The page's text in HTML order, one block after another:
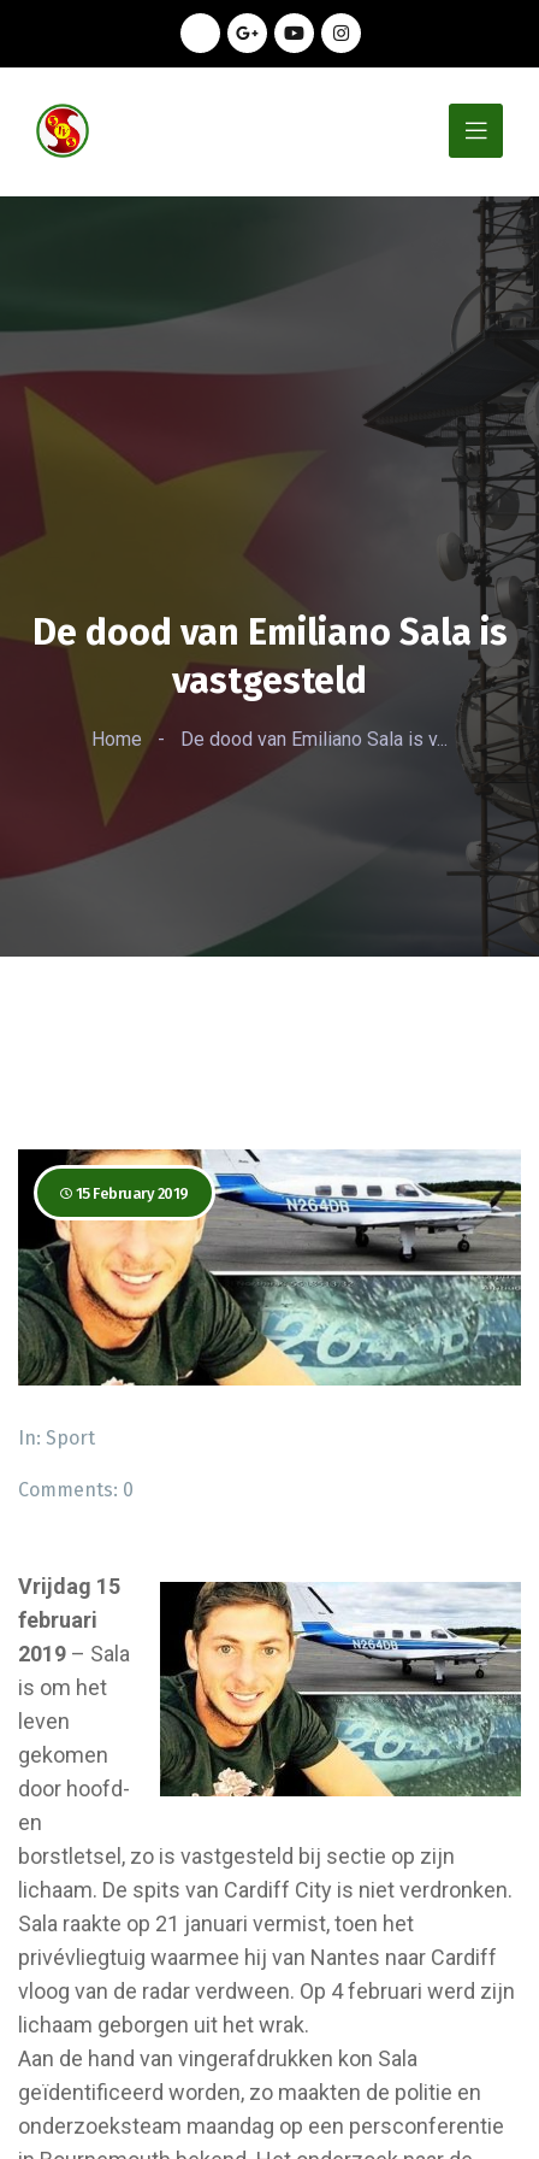
De dood van Emiliano Sala is
vastgesteld
Home - De dood van Emiliano Sala is v...
15 February 2019
In: Sport
Comments: 0
Vrijdag 15
februari
2019 – Sala
is om het
leven
gekomen
door hoofd-
en
borstletsel, zo is vastgesteld bij sectie op zijn
lichaam. De spits van Cardiff City is niet verdronken.
Sala raakte op 21 januari vermist, toen het
privévliegtuig waarmee hij van Nantes naar Cardiff
vloog van de radar verdween. Op 4 februari werd zijn
lichaam geborgen uit het wrak.
Aan de hand van vingerafdrukken kon Sala
geïdentificeerd worden, zo maakten de politie en
onderzoeksteam maandag op een persconferentie